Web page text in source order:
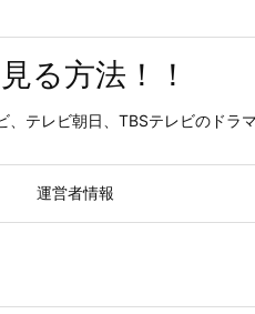
る方法！！
テレビ朝日、TBSテレビのドラ
運営者情報